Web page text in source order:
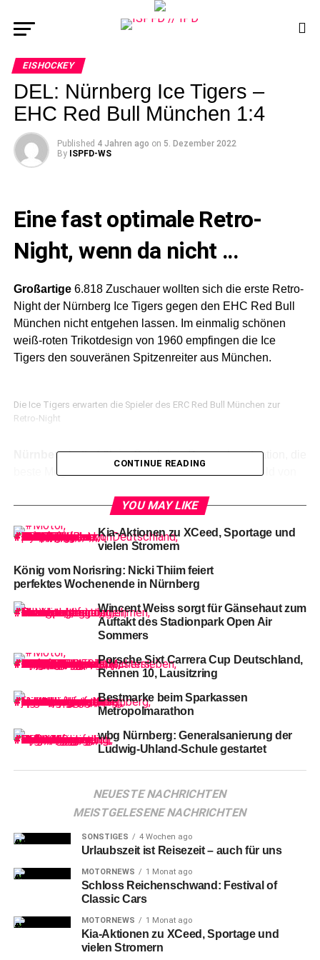
EISHOCKEY
DEL: Nürnberg Ice Tigers –
EHC Red Bull München 1:4
Published 4 Jahren ago on 5. Dezember 2022
By ISPFD-WS
Eine fast optimale Retro-
Night, wenn da nicht …
Großartige6.818 Zuschauer wollten sich die erste Retro-
Night der Nürnberg Ice Tigers gegen den EHC Red Bull
München nicht entgehen lassen. Im einmalig schönen
weiß-roten Trikotdesign von 1960 empfingen die Ice
Tigers den souveränen Spitzenreiter aus München.
Die Ice Tigers erwarten die Spieler des ERC Red Bull München zur
Retro-Night
Nürnberghatte früh im Spiel eine Powerplaysituation, die
beste Möglichkeit, einen Schuss von Rick Schofield von
und spielten druckvoll in Richtung des Tores der Red
von der rechten Seite (6.).
CONTINUE READING
YOU MAY LIKE
Kia-Aktionen zu XCeed, Sportage und
vielen Stromern
König vom Norisring: Nicki Thiim feiert
perfektes Wochenende in Nürnberg
Wincent Weiss sorgt für Gänsehaut zum
Auftakt des Stadionpark Open Air
Sommers
Porsche Sixt Carrera Cup Deutschland,
Rennen 10, Lausitzring
Bestmarke beim Sparkassen
Metropolmarathon
wbg Nürnberg: Generalsanierung der
Ludwig-Uhland-Schule gestartet
NEUESTE NACHRICHTEN
MEISTGELESENE NACHRICHTEN
SONSTIGES 4 Wochen ago
Urlaubszeit ist Reisezeit – auch für uns
MOTORNEWS 1 Monat ago
Schloss Reichenschwand: Festival of
Classic Cars
MOTORNEWS 1 Monat ago
Kia-Aktionen zu XCeed, Sportage und
vielen Stromern